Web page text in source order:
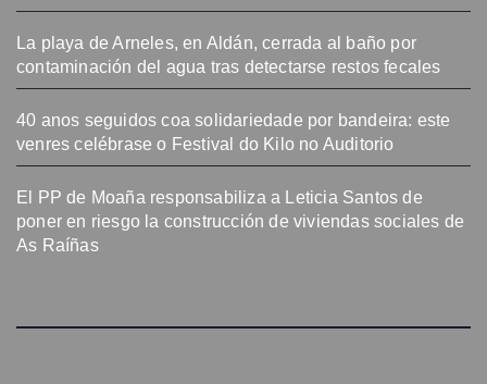
La playa de Arneles, en Aldán, cerrada al baño por
contaminación del agua tras detectarse restos fecales
40 anos seguidos coa solidariedade por bandeira: este
venres celébrase o Festival do Kilo no Auditorio
El PP de Moaña responsabiliza a Leticia Santos de
poner en riesgo la construcción de viviendas sociales de
As Raíñas